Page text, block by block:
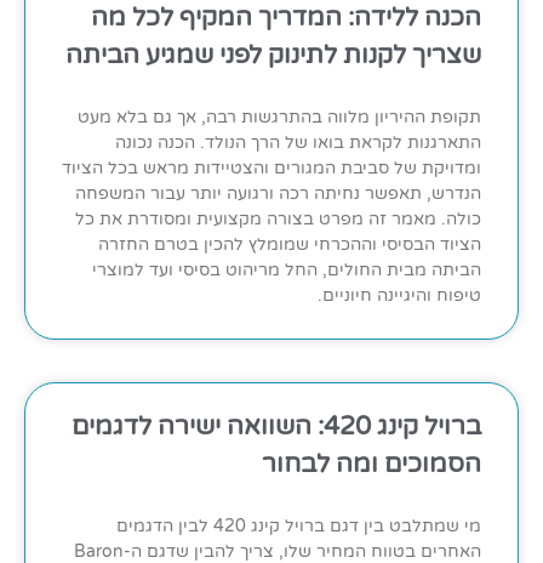
הכנה ללידה: המדריך המקיף לכל מה
שצריך לקנות לתינוק לפני שמגיע הביתה
תקופת ההיריון מלווה בהתרגשות רבה, אך גם בלא מעט
התארגנות לקראת בואו של הרך הנולד. הכנה נכונה
ומדויקת של סביבת המגורים והצטיידות מראש בכל הציוד
הנדרש, תאפשר נחיתה רכה ורגועה יותר עבור המשפחה
כולה. מאמר זה מפרט בצורה מקצועית ומסודרת את כל
הציוד הבסיסי וההכרחי שמומלץ להכין בטרם החזרה
הביתה מבית החולים, החל מריהוט בסיסי ועד למוצרי
טיפוח והיגיינה חיוניים.
ברויל קינג 420: השוואה ישירה לדגמים
הסמוכים ומה לבחור
מי שמתלבט בין דגם ברויל קינג 420 לבין הדגמים
האחרים בטווח המחיר שלו, צריך להבין שדגם ה-Baron